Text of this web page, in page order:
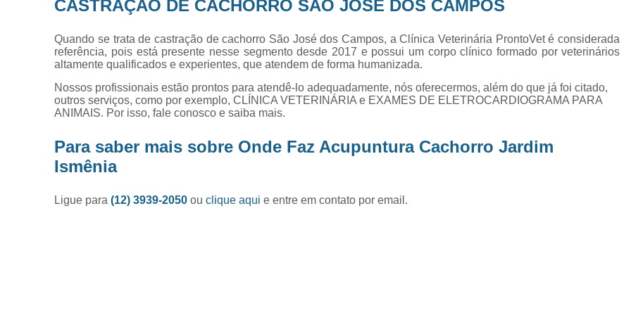
Exame de Ultrassom
Exame de Ultrassom
Exame de Ultrassom de Gato
Exames Laboratoriais em Animais
Exames Laboratoriais para
CASTRAÇÃO DE CACHORRO SÃO JOSÉ DOS CAMPOS
Quando se trata de castração de cachorro São José dos Campos, a Clínica Veterinária ProntoVet é considerada
referência, pois está presente nesse segmento desde 2017 e possui um corpo clínico formado por veterinários
altamente qualificados e experientes, que atendem de forma humanizada.
Nossos profissionais estão prontos para atendê-lo adequadamente, nós oferecermos, além do que já foi citado,
outros serviços, como por exemplo, CLÍNICA VETERINÁRIA e EXAMES DE ELETROCARDIOGRAMA PARA
ANIMAIS. Por isso, fale conosco e saiba mais.
Para saber mais sobre Onde Faz Acupuntura Cachorro Jardim
Ismênia
Ligue para(12) 3939-2050ouclique aqui e entre em contato por email.